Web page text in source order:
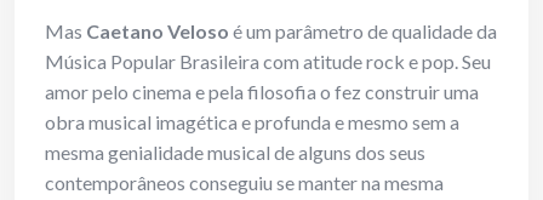
Mas Caetano Veloso é um parâmetro de qualidade da
Música Popular Brasileira com atitude rock e pop. Seu
amor pelo cinema e pela filosofia o fez construir uma
obra musical imagética e profunda e mesmo sem a
mesma genialidade musical de alguns dos seus
contemporâneos conseguiu se manter na mesma